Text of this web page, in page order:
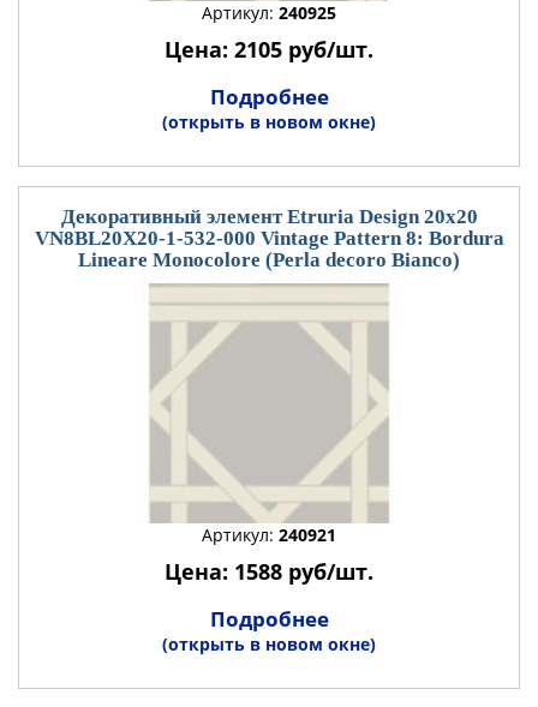
Артикул: 240925
Цена: 2105 руб/шт.
Подробнее
(открыть в новом окне)
Декоративный элемент Etruria Design 20x20
VN8BL20X20-1-532-000 Vintage Pattern 8: Bordura
Lineare Monocolore (Perla decoro Bianco)
Артикул: 240921
Цена: 1588 руб/шт.
Подробнее
(открыть в новом окне)